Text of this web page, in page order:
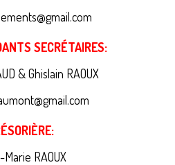
SECRÉTAIRES:
& Ghislain RAOUX
RAOUX